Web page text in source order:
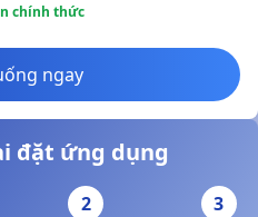
chính thức
ngay
đặt ứng dụng
2 3